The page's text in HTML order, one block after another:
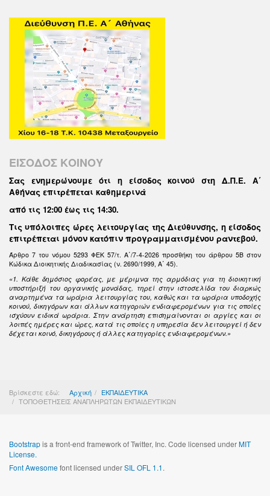
ΕΙΣΟΔΟΣ ΚΟΙΝΟΥ
Σας ενημερώνουμε ότι η είσοδος κοινού στη Δ.Π.Ε. Α΄
Αθήνας επιτρέπεται καθημερινά
από τις 12:00 έως τις 14:30.
Τις υπόλοιπες ώρες λειτουργίας της Διεύθυνσης, η είσοδος
επιτρέπεται μόνον κατόπιν προγραμματισμένου ραντεβού.
Άρθρο 7 του νόμου 5293 ΦΕΚ 57/τ. Α΄/7-4-2026 προσθήκη του άρθρου 5Β στον
Κώδικα Διοικητικής Διαδικασίας (ν. 2690/1999, Α΄ 45).
«1. Κάθε δημόσιος φορέας, με μέριμνα της αρμόδιας για τη διοικητική
υποστήριξή του οργανικής μονάδας, τηρεί στην ιστοσελίδα του διαρκώς
αναρτημένα τα ωράρια λειτουργίας του, καθώς και τα ωράρια υποδοχής
κοινού, δικηγόρων και άλλων κατηγοριών ενδιαφερομένων για τις οποίες
ισχύουν ειδικά ωράρια. Στην ανάρτηση επισημαίνονται οι αργίες και οι
λοιπές ημέρες και ώρες, κατά τις οποίες η υπηρεσία δεν λειτουργεί ή δεν
δέχεται κοινό, δικηγόρους ή άλλες κατηγορίες ενδιαφερομένων.»
Βρίσκεστε εδώ: Αρχική
ΕΚΠΑΙΔΕΥΤΙΚΑ
ΤΟΠΟΘΕΤΗΣΕΙΣ ΑΝΑΠΛΗΡΩΤΩΝ ΕΚΠΑΙΔΕΥΤΙΚΩΝ
Bootstrapis a front-end framework of Twitter, Inc. Code licensed underMIT
License.
Font Awesomefont licensed underSIL OFL 1.1.